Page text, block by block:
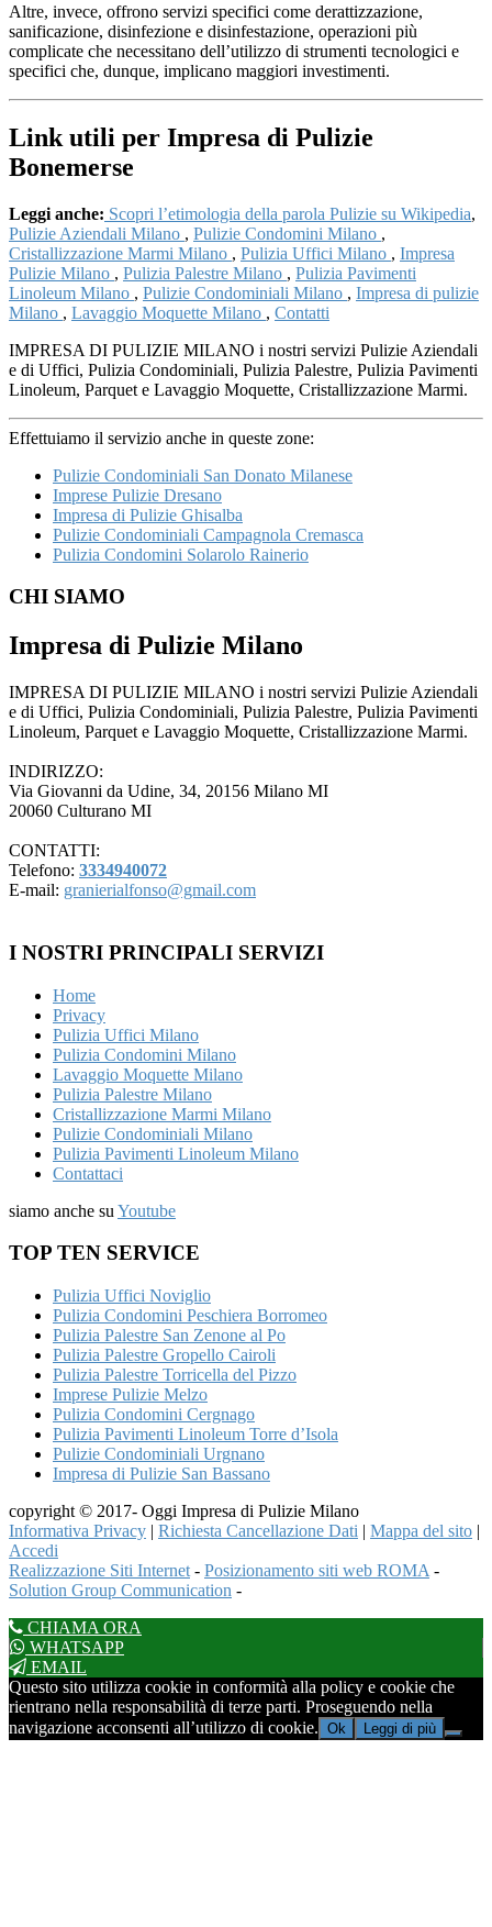
Altre, invece, offrono servizi specifici come derattizzazione,
sanificazione, disinfezione e disinfestazione, operazioni più
complicate che necessitano dell’utilizzo di strumenti tecnologici e
specifici che, dunque, implicano maggiori investimenti.
Link utili per Impresa di Pulizie
Bonemerse
Leggi anche: Scopri l’etimologia della parola Pulizie su Wikipedia,
Pulizie Aziendali Milano , Pulizie Condomini Milano ,
Cristallizzazione Marmi Milano , Pulizia Uffici Milano , Impresa
Pulizie Milano , Pulizia Palestre Milano , Pulizia Pavimenti
Linoleum Milano , Pulizie Condominiali Milano , Impresa di pulizie
Milano , Lavaggio Moquette Milano , Contatti
IMPRESA DI PULIZIE MILANO i nostri servizi Pulizie Aziendali
e di Uffici, Pulizia Condominiali, Pulizia Palestre, Pulizia Pavimenti
Linoleum, Parquet e Lavaggio Moquette, Cristallizzazione Marmi.
Effettuiamo il servizio anche in queste zone:
Pulizie Condominiali San Donato Milanese
Imprese Pulizie Dresano
Impresa di Pulizie Ghisalba
Pulizie Condominiali Campagnola Cremasca
Pulizia Condomini Solarolo Rainerio
Footer
CHI SIAMO
Impresa di Pulizie Milano
IMPRESA DI PULIZIE MILANO i nostri servizi Pulizie Aziendali
e di Uffici, Pulizia Condominiali, Pulizia Palestre, Pulizia Pavimenti
Linoleum, Parquet e Lavaggio Moquette, Cristallizzazione Marmi.
INDIRIZZO:
Via Giovanni da Udine, 34, 20156 Milano MI
20060 Culturano MI
CONTATTI:
Telefono: 3334940072
E-mail: granierialfonso@gmail.com
I NOSTRI PRINCIPALI SERVIZI
Home
Privacy
Pulizia Uffici Milano
Pulizia Condomini Milano
Lavaggio Moquette Milano
Pulizia Palestre Milano
Cristallizzazione Marmi Milano
Pulizie Condominiali Milano
Pulizia Pavimenti Linoleum Milano
Contattaci
siamo anche su Youtube
TOP TEN SERVICE
Pulizia Uffici Noviglio
Pulizia Condomini Peschiera Borromeo
Pulizia Palestre San Zenone al Po
Pulizia Palestre Gropello Cairoli
Pulizia Palestre Torricella del Pizzo
Imprese Pulizie Melzo
Pulizia Condomini Cergnago
Pulizia Pavimenti Linoleum Torre d’Isola
Pulizie Condominiali Urgnano
Impresa di Pulizie San Bassano
copyright © 2017- Oggi Impresa di Pulizie Milano
Informativa Privacy | Richiesta Cancellazione Dati | Mappa del sito |
Accedi
Realizzazione Siti Internet - Posizionamento siti web ROMA -
Solution Group Communication -
CHIAMA ORA
WHATSAPP
EMAIL
Questo sito utilizza cookie in conformità alla policy e cookie che
rientrano nella responsabilità di terze parti. Proseguendo nella
navigazione acconsenti all’utilizzo di cookie. Ok Leggi di più